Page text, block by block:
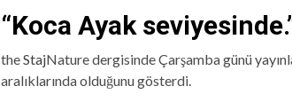
“Koca Ayak
theStajNature dergisinde Çarşamba günü
aralıklarında olduğunu gösterdi.